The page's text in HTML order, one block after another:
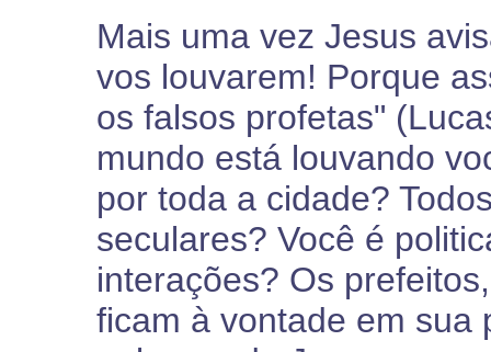
Mais uma vez Jesus
vos louvarem! Porque
os falsos profetas"
mundo está louvando
por toda a cidade?
seculares? Você é
interações? Os
ficam à vontade em sua